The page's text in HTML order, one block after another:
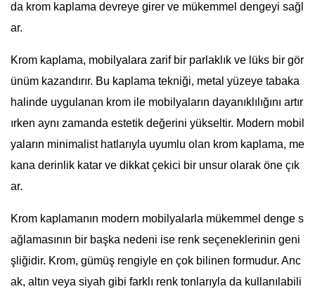
da krom kaplama devreye girer ve mükemmel dengeyi sağl
ar.
Krom kaplama, mobilyalara zarif bir parlaklık ve lüks bir gör
ünüm kazandırır. Bu kaplama tekniği, metal yüzeye tabaka
halinde uygulanan krom ile mobilyaların dayanıklılığını artır
ırken aynı zamanda estetik değerini yükseltir. Modern mobil
yaların minimalist hatlarıyla uyumlu olan krom kaplama, me
kana derinlik katar ve dikkat çekici bir unsur olarak öne çık
ar.
Krom kaplamanın modern mobilyalarla mükemmel denge s
ağlamasının bir başka nedeni ise renk seçeneklerinin geni
şliğidir. Krom, gümüş rengiyle en çok bilinen formudur. Anc
ak, altın veya siyah gibi farklı renk tonlarıyla da kullanılabili